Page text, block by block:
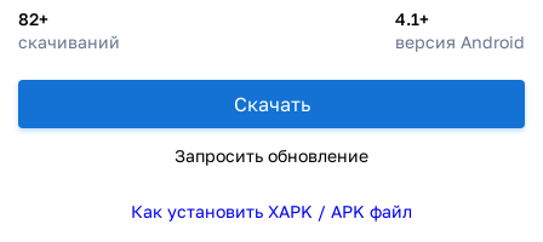
82+
скачиваний
4.1+
версия Android
Скачать
Запросить обновление
Как установить XAPK / APK файл